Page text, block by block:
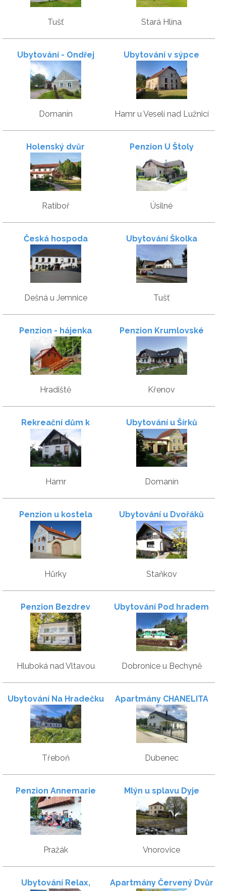
Tušť Stará Hlína
Ubytování - Ondřej
Blažek
Domanín
Ubytování v sýpce
Hamr u Veselí nad Lužnicí
Holenský dvůr
Ratiboř
Penzion U Štoly
Úsilné
Česká hospoda
Dešná u Jemnice
Ubytování Školka
Tušť
Penzion - hájenka
hraběte Buquoye
Hradiště
Penzion Krumlovské
rozcestí
Křenov
Rekreační dům k
pronájmu
Hamr
Ubytování u Šírků
Domanín
Penzion u kostela
Hůrky
Ubytování u Dvořáků
Staňkov
Penzion Bezdrev
Hluboká nad Vltavou
Ubytování Pod hradem
Dobronice u Bechyně
Ubytování Na Hradečku
Třeboň
Apartmány CHANELITA
Dubenec
Penzion Annemarie
Pražák
Mlýn u splavu Dyje
Vnorovice
Ubytování Relax,
Apartmány Červený Dvůr